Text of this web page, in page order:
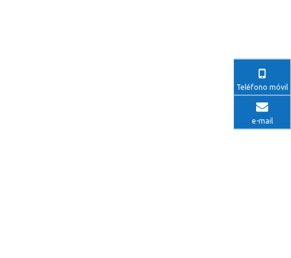
Teléfono móvil
e-mail